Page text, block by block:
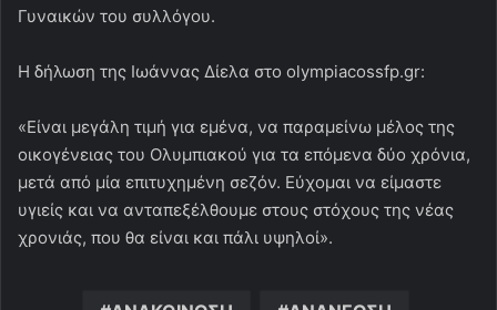
Γυναικών του συλλόγου.
Η δήλωση της Ιωάννας Δίελα στο olympiacossfp.gr:
«Είναι μεγάλη τιμή για εμένα, να παραμείνω μέλος της
οικογένειας του Ολυμπιακού για τα επόμενα δύο χρόνια,
μετά από μία επιτυχημένη σεζόν. Εύχομαι να είμαστε
υγιείς και να ανταπεξέλθουμε στους στόχους της νέας
χρονιάς, που θα είναι και πάλι υψηλοί».